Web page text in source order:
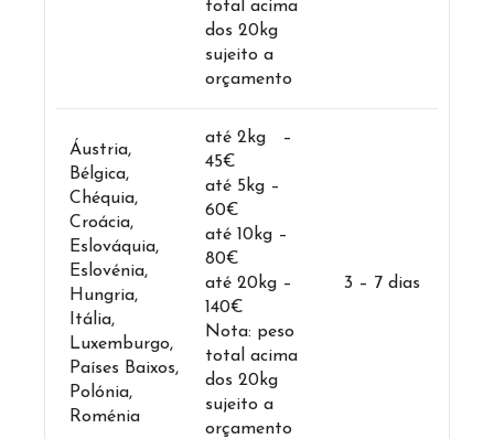
total acima
dos 20kg
sujeito a
orçamento
Áustria,
Bélgica,
Chéquia,
Croácia,
Eslováquia,
Eslovénia,
Hungria,
Itália,
Luxemburgo,
Países Baixos,
Polónia,
Roménia
até 2kg –
45€
até 5kg –
60€
até 10kg –
80€
até 20kg –
140€
Nota: peso
total acima
dos 20kg
sujeito a
orçamento
3 – 7 dias